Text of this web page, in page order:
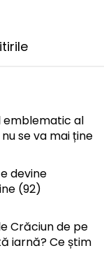
emblematic al
se va mai ține
devine
(92)
Crăciun de pe
iarnă? Ce știm